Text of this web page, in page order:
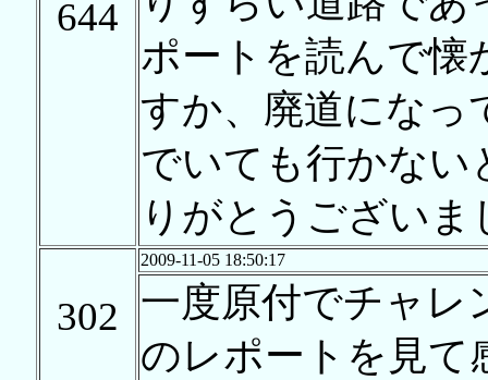
644
ポートを読んで
すか、廃道になっ
でいても行かな
りがとうございま
302
2009-11-05 18:50:17
一度原付でチャレ
のレポートを見て